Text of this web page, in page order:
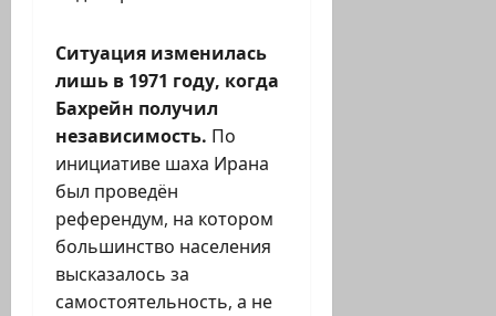
Ситуация изменилась
лишь в 1971 году, когда
Бахрейн получил
независимость. По
инициативе шаха Ирана
был проведён
референдум, на котором
большинство населения
высказалось за
самостоятельность, а не